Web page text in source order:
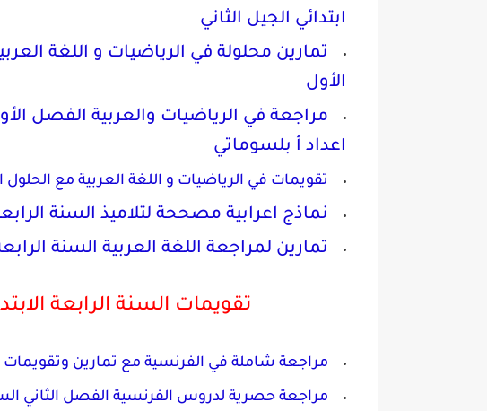
ابتدائي الجيل الثاني
تمارين محلولة في الرياضيات و اللغة
الأول
اعداد أ بلسوماتي
تقويمات في الرياضيات و اللغة العربية مع الحلول
نماذج اعرابية مصححة لتلاميذ السنة
تمارين لمراجعة اللغة العربية السنة
تقويمات السنة الرابعة
مراجعة شاملة في الفرنسية مع تمارين وتقويمات
مراجعة حصرية لدروس الفرنسية الفصل الثاني